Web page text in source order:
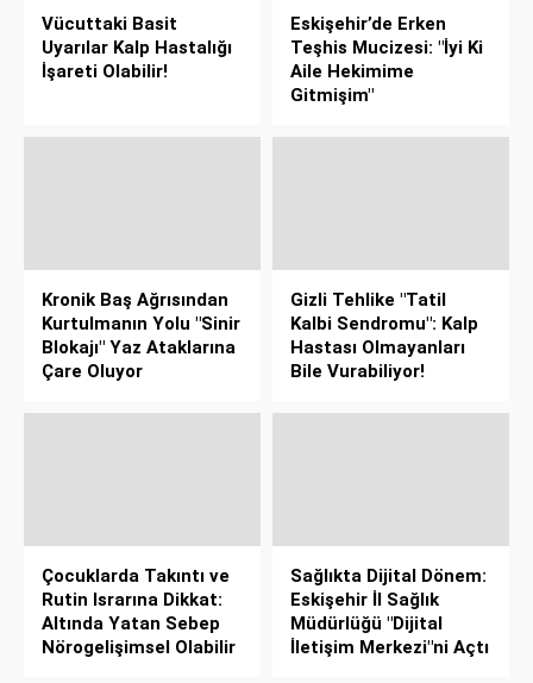
Vücuttaki Basit
Uyarılar Kalp Hastalığı
İşareti Olabilir!
Eskişehir’de Erken
Teşhis Mucizesi: "İyi Ki
Aile Hekimime
Gitmişim"
Kronik Baş Ağrısından
Kurtulmanın Yolu "Sinir
Blokajı" Yaz Ataklarına
Çare Oluyor
Gizli Tehlike "Tatil
Kalbi Sendromu": Kalp
Hastası Olmayanları
Bile Vurabiliyor!
Çocuklarda Takıntı ve
Rutin Israrına Dikkat:
Altında Yatan Sebep
Nörogelişimsel Olabilir
Sağlıkta Dijital Dönem:
Eskişehir İl Sağlık
Müdürlüğü "Dijital
İletişim Merkezi"ni Açtı